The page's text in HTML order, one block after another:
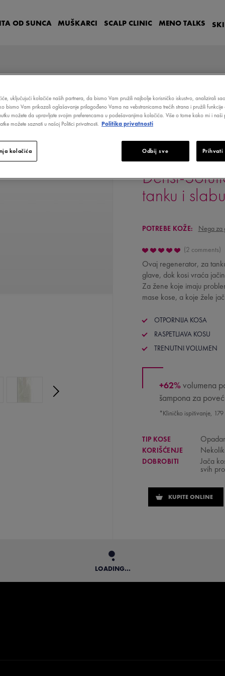
OD SUNCA MUŠKARCI SCALP CLINIC MENO TALKS
ZA TANKU I SLABU KOSU
DERCOS
Densi-
tanku i
POTREBE KOŽE: Nega za
2 comments
Ovaj regenerator, za
glave, dok kosi vraća
Za žene koje imaju
mase kose, a koje žele
OTPORNIJA KOSA
RASPETLJAVA KOSU
TRENUTNI VOLUMEN
+62%volumena
šampona za
*Kliničko ispitivanje,
TIP KOSE
KORIŠĆENJE
DOBROBITI Jača
svih
KUPITE ONLINE
LOADING...
uključujući kolačiće naših partnera, da bismo Vam pružili najbolje korisničko iskustvo, analizirali
bismo Vam prikazali oglašavanje prilagođeno Vama na vebstranicama trećih strana i pružili funkcije
možete da upravljate svojim preferencama u podešavanjima kolačića. Više o tome kako mi i naši
možete saznati u našoj Politici privatnosti. Politika privatnosti
Odbij sve Prihvati
kolačića